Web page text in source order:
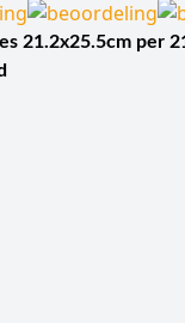
21.2x25.5cm per